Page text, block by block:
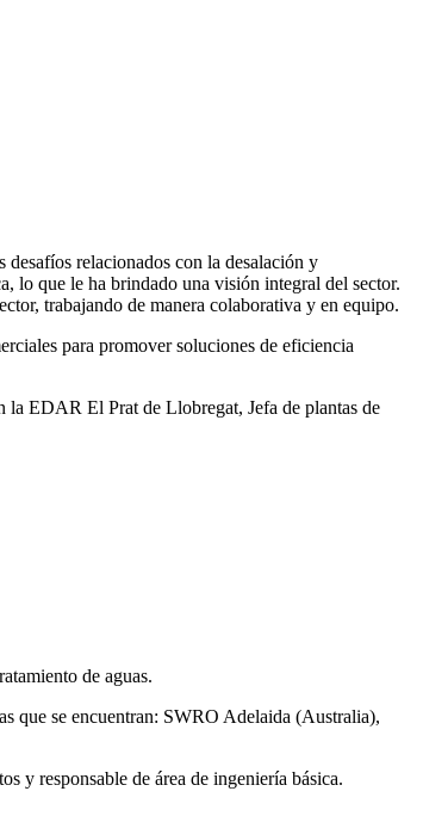
relacionados con la desalación y
lo que le ha brindado una visión integral del sector.
trabajando de manera colaborativa y en equipo.
para promover soluciones de eficiencia
la EDAR El Prat de Llobregat, Jefa de plantas de
de aguas.
que se encuentran: SWRO Adelaida (Australia),
y responsable de área de ingeniería básica.